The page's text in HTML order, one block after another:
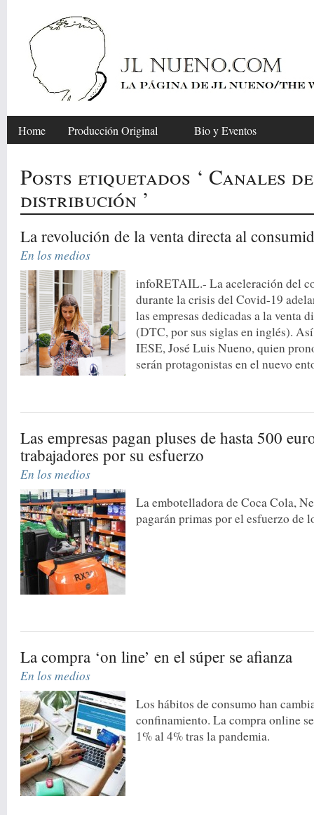
Home Producción Original Bio y Eventos
Posts etiquetados ‘ Canales de
distribución ’
La revolución de la venta directa al
En los medios
infoRETAIL.- La aceleración del
durante la crisis del Covid-19
las empresas dedicadas a la venta
(DTC, por sus siglas en inglés).
IESE, José Luis Nueno, quien
serán protagonistas en el nuevo
Las empresas pagan pluses de hasta 500
trabajadores por su esfuerzo
En los medios
La embotelladora de Coca Cola,
pagarán primas por el esfuerzo de
La compra ‘on line’ en el súper se afianza
En los medios
Los hábitos de consumo han
confinamiento. La compra online
1% al 4% tras la pandemia.